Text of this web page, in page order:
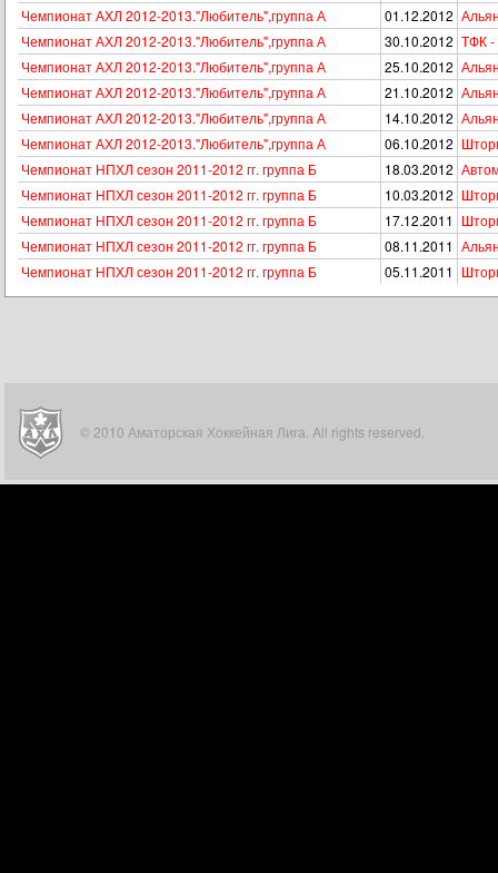
Чемпионат АХЛ 2012-2013."Любитель",группа А
01.12.2012
Чемпионат АХЛ 2012-2013."Любитель",группа А
30.10.2012 ТФК -
Чемпионат АХЛ 2012-2013."Любитель",группа А
25.10.2012
Чемпионат АХЛ 2012-2013."Любитель",группа А
21.10.2012
Чемпионат АХЛ 2012-2013."Любитель",группа А
14.10.2012
Чемпионат АХЛ 2012-2013."Любитель",группа А
06.10.2012
Чемпионат НПХЛ сезон 2011-2012 гг. группа Б
18.03.2012
Чемпионат НПХЛ сезон 2011-2012 гг. группа Б
10.03.2012
Чемпионат НПХЛ сезон 2011-2012 гг. группа Б
17.12.2011
Чемпионат НПХЛ сезон 2011-2012 гг. группа Б
08.11.2011
Чемпионат НПХЛ сезон 2011-2012 гг. группа Б
05.11.2011
© 2010 Аматорская Хоккейная Лига. All rights reserved.